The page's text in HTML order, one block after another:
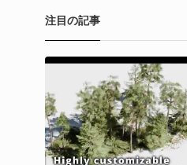
注目の記事